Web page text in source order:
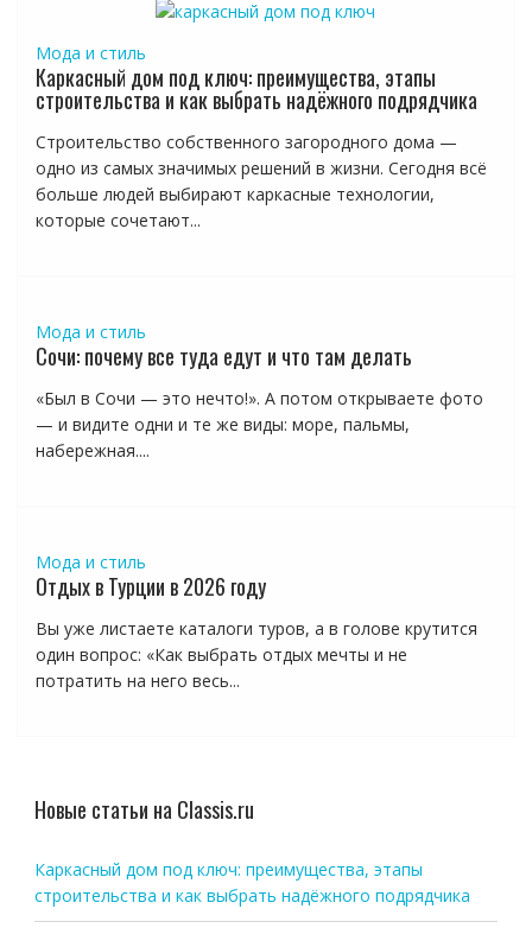
Мода и стиль
Каркасный дом под ключ: преимущества, этапы
строительства и как выбрать надёжного подрядчика
Строительство собственного загородного дома —
одно из самых значимых решений в жизни. Сегодня всё
больше людей выбирают каркасные технологии,
которые сочетают...
Мода и стиль
Сочи: почему все туда едут и что там делать
«Был в Сочи — это нечто!». А потом открываете фото
— и видите одни и те же виды: море, пальмы,
набережная....
Мода и стиль
Отдых в Турции в 2026 году
Вы уже листаете каталоги туров, а в голове крутится
один вопрос: «Как выбрать отдых мечты и не
потратить на него весь...
Новые статьи на Classis.ru
Каркасный дом под ключ: преимущества, этапы
строительства и как выбрать надёжного подрядчика